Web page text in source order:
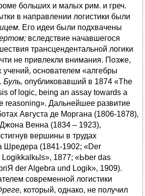
больших и малых рим. и греч.
в направлении логистики были
Его идеи были подхвачены
вследствие начавшегося
трансцендентальной логики
не привлекли внимания. Позже,
учений, основателем «алгебры
Буль, опубликовавший в 1874 «The
of logic, being an assay towards a
reasoning». Дальнейшее развитие
Августа де Моргана (1806-1878),
Джона Венна (1834 – 1923),
вершины в трудах
Шредера (1841-1902; «Der
1877; «Ьber das
der Algebra und Logik», 1909).
современной логистики
который, однако, не получил